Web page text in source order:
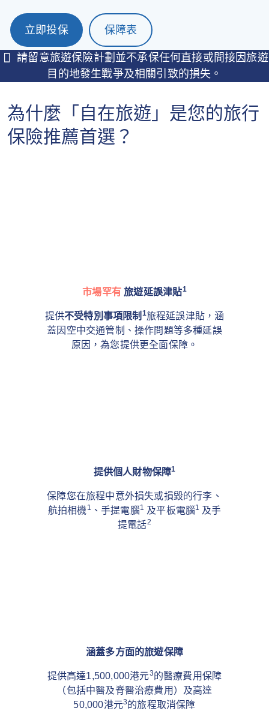
立即投保 保障表
請留意旅遊保險計劃並不承保任何直接或間接因旅遊
目的地發生戰爭及相關引致的損失。
為什麼「自在旅遊」是您的旅行
保險推薦首選？
市場罕有旅遊延誤津貼1
提供不受特別事項限制 1旅程延誤津貼，涵
蓋因空中交通管制、操作問題等多種延誤
原因，為您提供更全面保障。
提供個人財物保障1
保障您在旅程中意外損失或損毀的行李、
航拍相機 1 、手提電腦1 及平板電腦1 及手
提電話2
涵蓋多方面的旅遊保障
提供高達1,500,000港元3的醫療費用保障
（包括中醫及脊醫治療費用）及高達
50,000港元3的旅程取消保障